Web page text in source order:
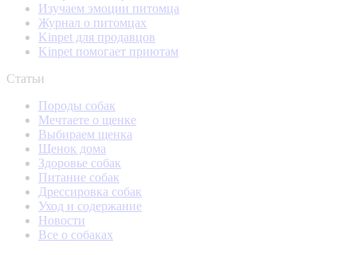
Изучаем эмоции питомца
Журнал о питомцах
Kinpet для продавцов
Kinpet помогает приютам
Статьи
Породы собак
Мечтаете о щенке
Выбираем щенка
Щенок дома
Здоровье собак
Питание собак
Дрессировка собак
Уход и содержание
Новости
Все о собаках